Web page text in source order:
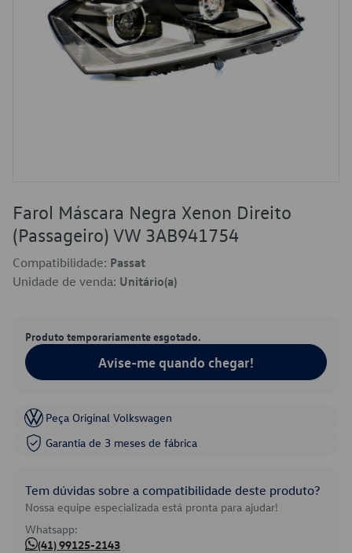
Farol Máscara Negra Xenon Direito
(Passageiro) VW 3AB941754
Compatibilidade: Passat
Unidade de venda: Unitário(a)
Produto temporariamente esgotado.
Avise-me quando chegar!
Peça Original Volkswagen
Garantia de 3 meses de fábrica
Tem dúvidas sobre a compatibilidade deste produto?
Nossa equipe especializada está pronta para ajudar!
Whatsapp:
(41) 99125-2143